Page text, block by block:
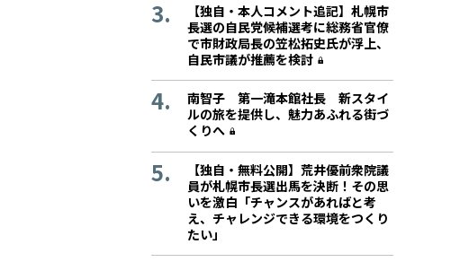
【独自・本人コメント追記】札幌市
長選の自民党候補選考に総務省官僚
で市財政局長の笠松拓史氏が浮上、
自民市議が推薦を検討
南智子 第一滝本館社長 新スタイ
ルの旅を提供し、魅力あふれる街づ
くりへ
【独自・無料公開】荒井優前衆院議
員が札幌市長選出馬を決断！その思
いを激白「チャンスがあればと考
え、チャレンジできる環境をつくり
たい」